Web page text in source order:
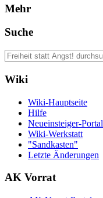
Mehr
Suche
Wiki
Wiki-Hauptseite
Hilfe
Neueinsteiger-Portal
Wiki-Werkstatt
"Sandkasten"
Letzte Änderungen
AK Vorrat